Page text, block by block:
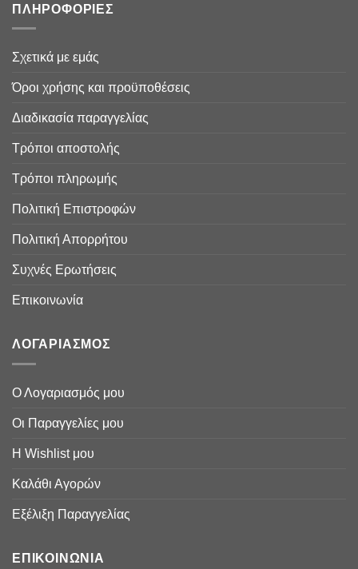
ΠΛΗΡΟΦΟΡΙΕΣ
Σχετικά με εμάς
Όροι χρήσης και προϋποθέσεις
Διαδικασία παραγγελίας
Τρόποι αποστολής
Τρόποι πληρωμής
Πολιτική Επιστροφών
Πολιτική Απορρήτου
Συχνές Ερωτήσεις
Επικοινωνία
ΛΟΓΑΡΙΑΣΜΟΣ
Ο Λογαριασμός μου
Οι Παραγγελίες μου
Η Wishlist μου
Καλάθι Αγορών
Εξέλιξη Παραγγελίας
ΕΠΙΚΟΙΝΩΝΙΑ